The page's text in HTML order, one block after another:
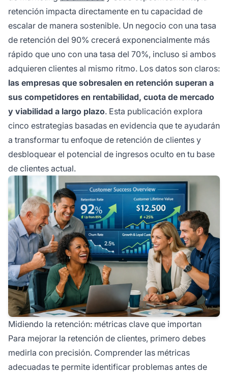
retención impacta directamente en tu capacidad de
escalar de manera sostenible. Un negocio con una tasa
de retención del 90% crecerá exponencialmente más
rápido que uno con una tasa del 70%, incluso si ambos
adquieren clientes al mismo ritmo. Los datos son claros:
las empresas que sobresalen en retención superan a
sus competidores en rentabilidad, cuota de mercado
y viabilidad a largo plazo. Esta publicación explora
cinco estrategias basadas en evidencia que te ayudarán
a transformar tu enfoque de retención de clientes y
desbloquear el potencial de ingresos oculto en tu base
de clientes actual.
Midiendo la retención: métricas clave que importan
Para mejorar la retención de clientes, primero debes
medirla con precisión. Comprender las métricas
adecuadas te permite identificar problemas antes de